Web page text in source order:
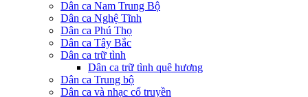
Dân ca Nam Trung Bộ
Dân ca Nghệ Tĩnh
Dân ca Phú Thọ
Dân ca Tây Bắc
Dân ca trữ tình
Dân ca trữ tình quê hương
Dân ca Trung bộ
Dân ca và nhạc cổ truyền